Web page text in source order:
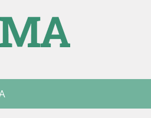
автолавок